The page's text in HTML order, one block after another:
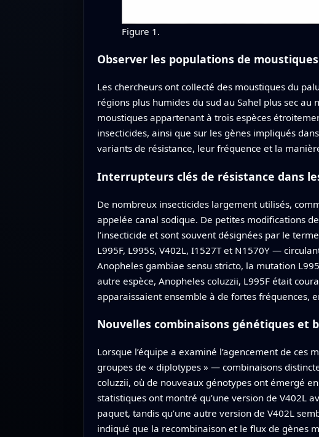
Figure 1.
Observer les populations de moustiques
Les chercheurs ont collecté des moustiques du
régions plus humides du sud au Sahel plus sec
moustiques appartenant à trois espèces
insecticides, ainsi que sur les gènes impliqués
variants de résistance, leur fréquence et la
Interrupteurs clés de résistance dans
De nombreux insecticides largement utilisés,
appelée canal sodique. De petites modifications
l’insecticide et sont souvent désignées par le
L995F, L995S, V402L, I1527T et N1570Y —
Anopheles gambiae sensu stricto, la mutation
autre espèce, Anopheles coluzzii, L995F était
apparaissaient ensemble à de fortes fréquences,
Nouvelles combinaisons génétiques et
Lorsque l’équipe a examiné l’agencement de
groupes de « diplotypes » — combinaisons
coluzzii, où de nouveaux génotypes ont émergé
statistiques ont montré qu’une version de V402L
paquet, tandis qu’une autre version de V402L
indiqué que la recombinaison et le flux de gènes